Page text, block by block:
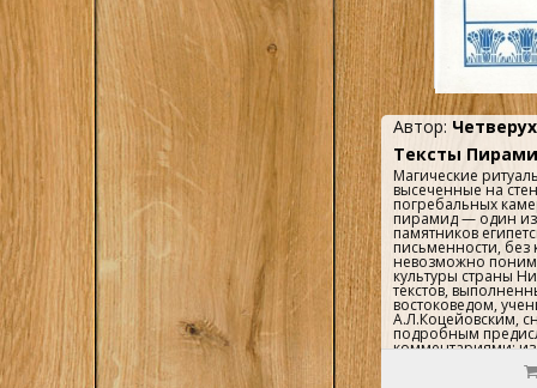
Автор:
Тексты
Магические
высеченные на
погребальных
пирамид — один
памятников
письменности, без
невозможно
культуры страны
текстов,
востоковедом,
А.Л.Коцейовским,
подробным
комментариями;
включает ряд
различным